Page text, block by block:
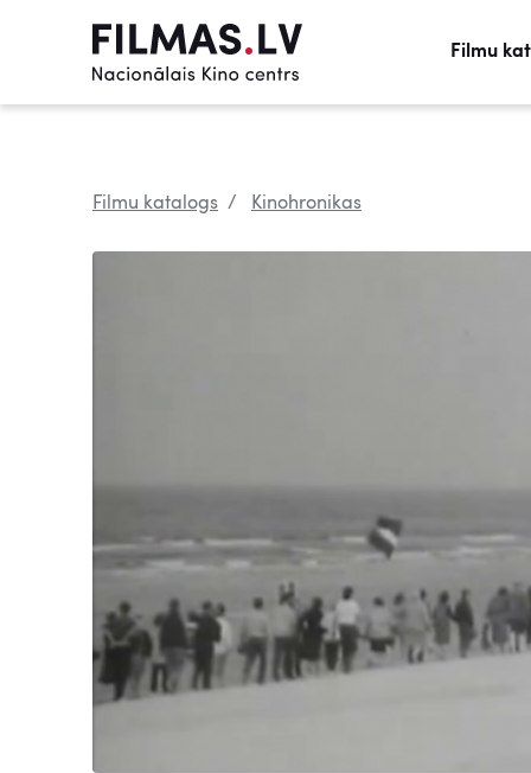
Filmu
Filmu katalogs Kinohronikas